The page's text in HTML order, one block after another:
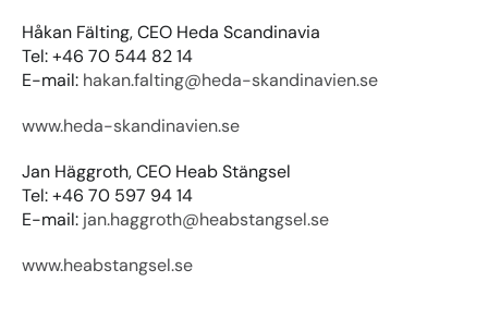
Håkan Fälting, CEO Heda Scandinavia
Tel: +46 70 544 82 14
E-mail: hakan.falting@heda-skandinavien.se
www.heda-skandinavien.se
Jan Häggroth, CEO Heab Stängsel
Tel: +46 70 597 94 14
E-mail: jan.haggroth@heabstangsel.se
www.heabstangsel.se